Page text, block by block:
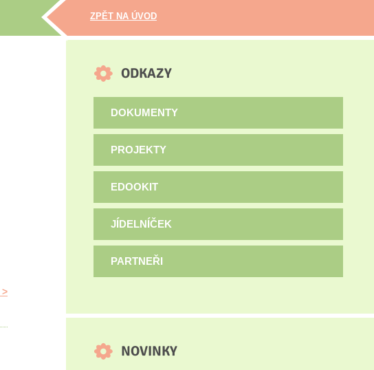
ZPĚT NA ÚVOD
ODKAZY
DOKUMENTY
PROJEKTY
EDOOKIT
JÍDELNÍČEK
PARTNEŘI
NOVINKY